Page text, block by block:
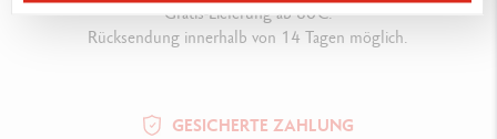
Gratis-Lieferung ab 80€.
Rücksendung innerhalb von 14 Tagen möglich.
GESICHERTE ZAHLUNG